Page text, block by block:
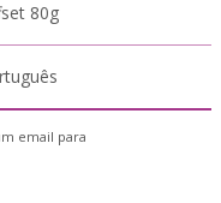
80g
email para